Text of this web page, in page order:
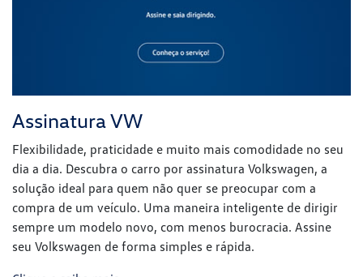
dia a dia. Descubra o carro por assinatura Volkswagen, a
compra de um veículo. Uma maneira inteligente de dirigir
sempre um modelo novo, com menos burocracia. Assine
Clique e saiba mais